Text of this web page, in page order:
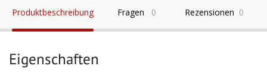
Produktbeschreibung Fragen 0 Rezensionen 0
Eigenschaften